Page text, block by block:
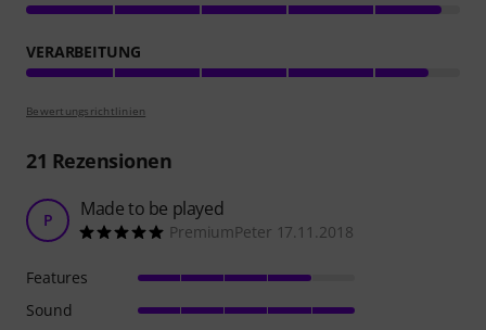
VERARBEITUNG
Bewertungsrichtlinien
21 Rezensionen
P Made to be played
PremiumPeter 17.11.2018
Features
Sound